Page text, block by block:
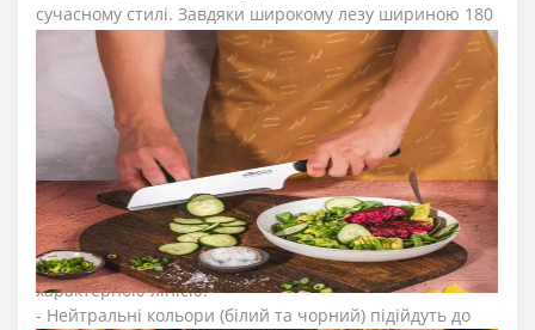
сучасному стилі. Завдяки широкому лезу шириною 180
мм та кромці з мікрозубцями він завжди забезпечує
чітке нарізання.
Кухонний ніж серії B-Line – ваш незамінний помічник у
вирішенні будь-яких кулінарних завдань.
- Його лезо з мікрозубцями відрізняється неймовірною
ріжучою здатністю, дозволяючи чітко нарізати
найрізноманітніші продукти.
- Довжина леза 180 мм дозволяє виконувати більші та
складніші розрізи.
- Сучасний дизайн з двокольоровою ручкою та
характерною лінією.
- Нейтральні кольори (білий та чорний) підійдуть до